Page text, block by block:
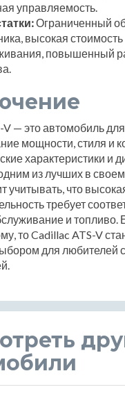
управляемость.
Ограниченный
высокая стоимость
повышенный
— это автомобиль для
мощности, стиля и
характеристики и
из лучших в
учитывать, что
требует
и топливо.
то Cadillac ATS-V
для любителей